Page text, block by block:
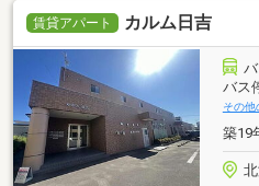
賃貸アパート カルム日吉
バス
その他
築19